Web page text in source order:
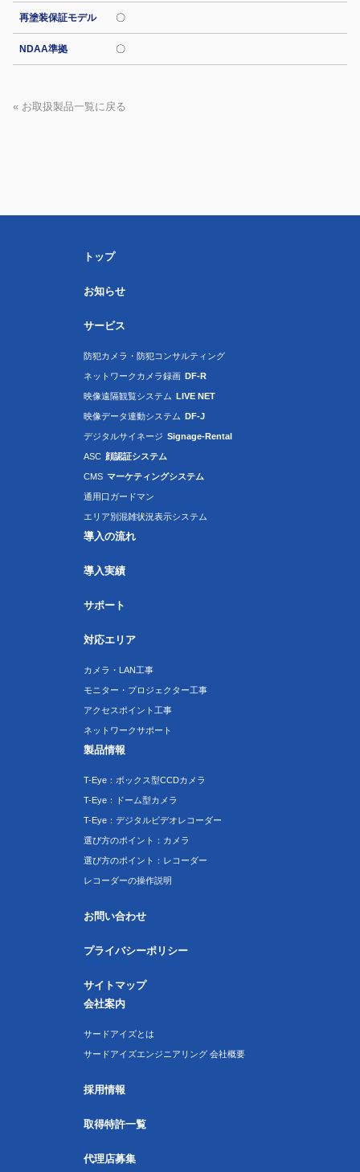
再塗装保証モデル 〇
NDAA準拠 〇
« お取扱製品一覧に戻る
トップ
お知らせ
サービス
防犯カメラ・防犯コンサルティング
ネットワークカメラ録画 DF-R
映像遠隔観覧システム LIVE NET
映像データ連動システム DF-J
デジタルサイネージ Signage-Rental
ASC 顔認証システム
CMS マーケティングシステム
通用口ガードマン
エリア別混雑状況表示システム
導入の流れ
導入実績
サポート
対応エリア
カメラ・LAN工事
モニター・プロジェクター工事
アクセスポイント工事
ネットワークサポート
製品情報
T-Eye：ボックス型CCDカメラ
T-Eye：ドーム型カメラ
T-Eye：デジタルビデオレコーダー
選び方のポイント：カメラ
選び方のポイント：レコーダー
レコーダーの操作説明
お問い合わせ
プライバシーポリシー
サイトマップ
会社案内
サードアイズとは
サードアイズエンジニアリング 会社概要
採用情報
取得特許一覧
代理店募集